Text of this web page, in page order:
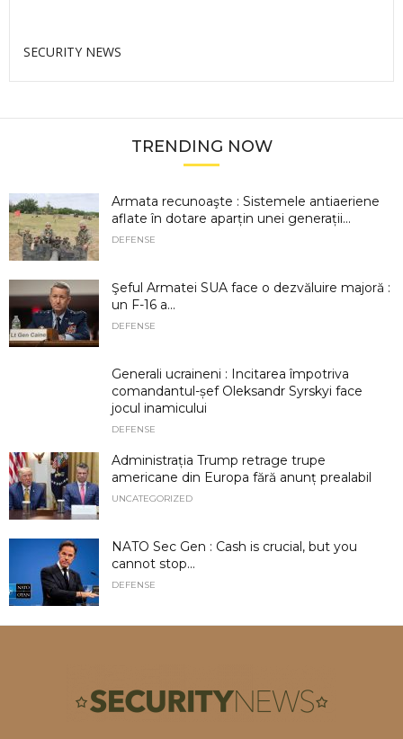
SECURITY NEWS
TRENDING NOW
Armata recunoaşte : Sistemele antiaeriene
aflate în dotare aparțin unei generații...
DEFENSE
Şeful Armatei SUA face o dezvăluire majoră :
un F-16 a...
DEFENSE
Generali ucraineni : Incitarea împotriva
comandantul-șef Oleksandr Syrskyi face
jocul inamicului
DEFENSE
Administrația Trump retrage trupe
americane din Europa fără anunț prealabil
UNCATEGORIZED
NATO Sec Gen : Cash is crucial, but you
cannot stop...
DEFENSE